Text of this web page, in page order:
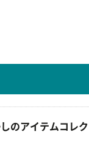
のアイテムコレク